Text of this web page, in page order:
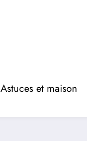
Astuces et maison